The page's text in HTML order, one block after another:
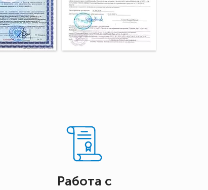
Работа с